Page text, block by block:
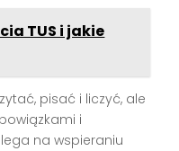
TUS i jakie
pisać i liczyć, ale
i
na wspieraniu